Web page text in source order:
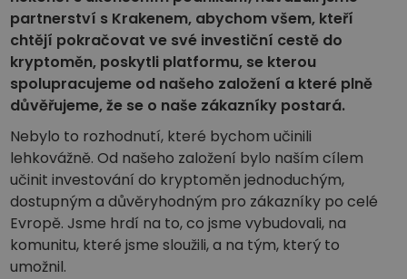
Analýza portfolia
Chytré poznatky pro ideální výkonnost
partnerství s Krakenem, abychom všem, kteří
chtějí pokračovat ve své investiční cestě do
kryptoměn, poskytli platformu, se kterou
spolupracujeme od našeho založení a které plně
důvěřujeme, že se o naše zákazníky postará.
Nebylo to rozhodnutí, které bychom učinili
lehkovážně. Od našeho založení bylo naším cílem
učinit investování do kryptoměn jednoduchým,
dostupným a důvěryhodným pro zákazníky po celé
Evropě. Jsme hrdí na to, co jsme vybudovali, na
komunitu, které jsme sloužili, a na tým, který to
umožnil.